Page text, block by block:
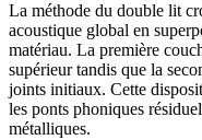
La méthode du double lit
acoustique global en
matériau. La première
supérieur tandis que la
joints initiaux. Cette
les ponts phoniques
métalliques.